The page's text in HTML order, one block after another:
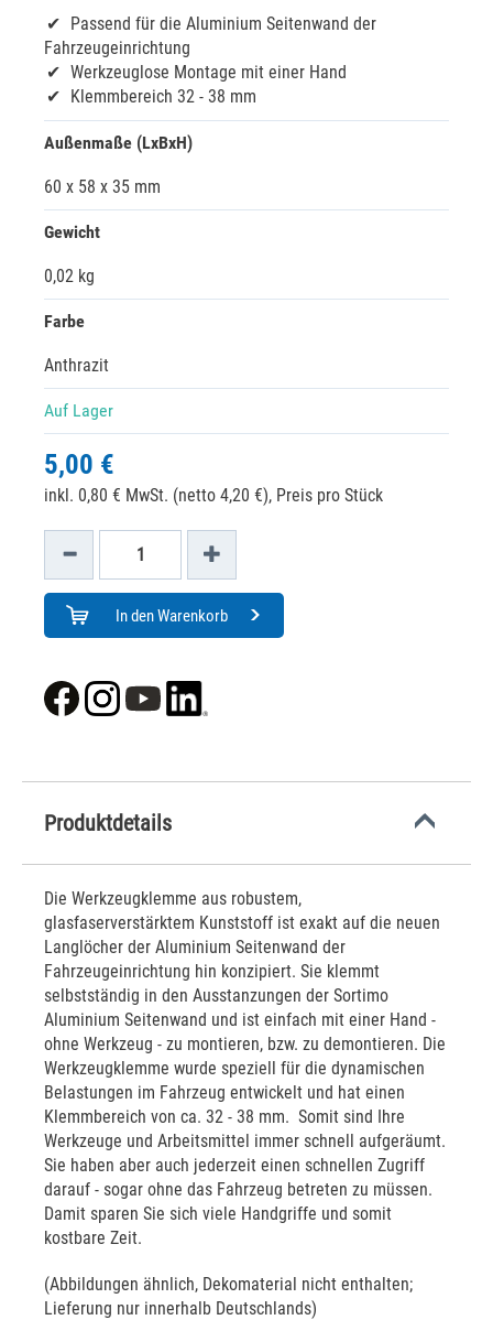
Passend für die Aluminium Seitenwand der
Fahrzeugeinrichtung
Werkzeuglose Montage mit einer Hand
Klemmbereich 32 - 38 mm
Außenmaße (LxBxH)
60 x 58 x 35 mm
Gewicht
0,02 kg
Farbe
Anthrazit
Auf Lager
5,00 €
inkl. 0,80 € MwSt. (netto 4,20 €), Preis pro Stück
In den Warenkorb
Produktdetails
Die Werkzeugklemme aus robustem,
glasfaserverstärktem Kunststoff ist exakt auf die neuen
Langlöcher der Aluminium Seitenwand der
Fahrzeugeinrichtung hin konzipiert. Sie klemmt
selbstständig in den Ausstanzungen der Sortimo
Aluminium Seitenwand und ist einfach mit einer Hand -
ohne Werkzeug - zu montieren, bzw. zu demontieren. Die
Werkzeugklemme wurde speziell für die dynamischen
Belastungen im Fahrzeug entwickelt und hat einen
Klemmbereich von ca. 32 - 38 mm. Somit sind Ihre
Werkzeuge und Arbeitsmittel immer schnell aufgeräumt.
Sie haben aber auch jederzeit einen schnellen Zugriff
darauf - sogar ohne das Fahrzeug betreten zu müssen.
Damit sparen Sie sich viele Handgriffe und somit
kostbare Zeit.
(Abbildungen ähnlich, Dekomaterial nicht enthalten;
Lieferung nur innerhalb Deutschlands)